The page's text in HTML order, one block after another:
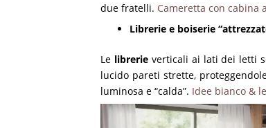
due fratelli. Cameretta con cabina
Librerie e boiserie
Le librerie verticali ai lati dei letti
lucido pareti strette,
luminosa e “calda”. Idee bianco &